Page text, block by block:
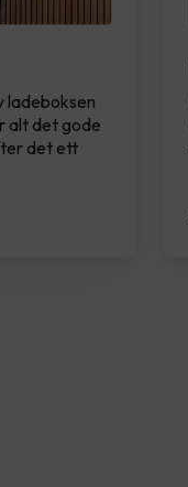
ladeboksen
alt det gode
det ett